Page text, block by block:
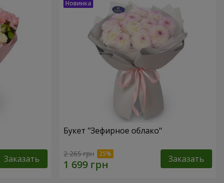
Заказать
Букет "Зефирное облако"
2 265 грн Заказать